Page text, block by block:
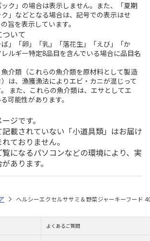
ク」の場合は表示しません。また、「夏期
」などとなる場合は、記号での表示はせ
旨を表示しています。
いて
」「卵」「乳」「落花生」「えび」「か
ルギー特定8品目を含んでいる場合に品目名
介類（これらの魚介類を原材料として製造
は、漁獲漁法によりエビ・カニが混じって
また、これらの魚介類は、エサとしてエ
可能性があります。
ジです。
載されていない「小道具類」はお届け
ておりません。
になるパソコンなどの環境により、実
あります。
ヘルシーエクセルササミ＆野菜ジャーキーフード
よくあるご質問